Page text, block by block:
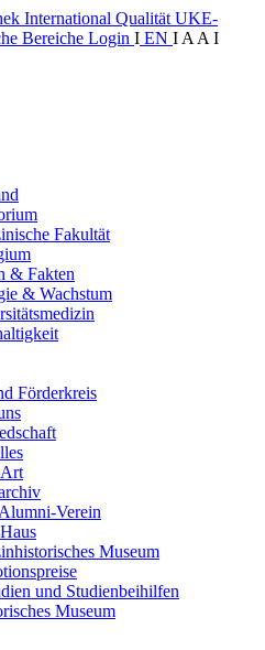
International Qualität UKE-
Bereiche Login I EN I A A I
Fakultät
& Fakten
& Wachstum
Förderkreis
Verein
Museum
und Studienbeihilfen
Museum